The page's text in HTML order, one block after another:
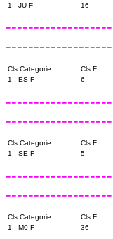
1 - JU-F
16
Cls Categorie Cls F
1 - ES-F
6
Cls Categorie Cls F
1 - SE-F
5
Cls Categorie Cls F
1 - M0-F
36